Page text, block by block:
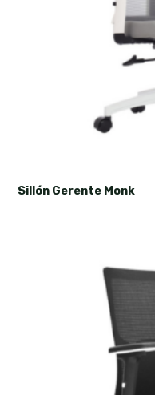
Sillón Gerente Monk